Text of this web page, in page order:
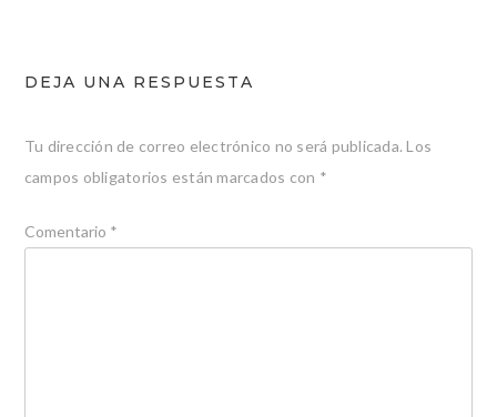
DEJA UNA RESPUESTA
Tu dirección de correo electrónico no será publicada. Los
campos obligatorios están marcados con *
Comentario *